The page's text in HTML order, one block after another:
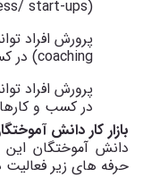
(
start-ups
پرورش افراد
coaching) در
پرورش افراد
در کسب و
بازار کار دانش
دانش آموختگان این
حرفه های زیر فعالیت